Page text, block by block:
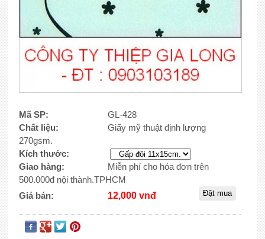
Mã SP:
GL-428
Chất liệu:
Giấy mỹ thuật định lượng
270gsm.
Kích thước:
Giao hàng:
Miễn phí cho hóa đơn trên
500.000đ nội thành.TPHCM
Giá bán:
12,000 vnđ